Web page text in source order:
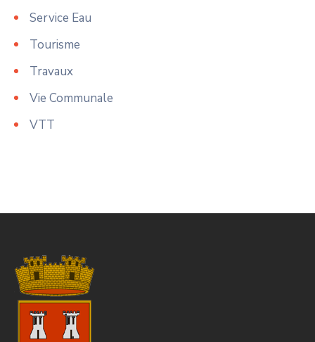
Service Eau
Tourisme
Travaux
Vie Communale
VTT